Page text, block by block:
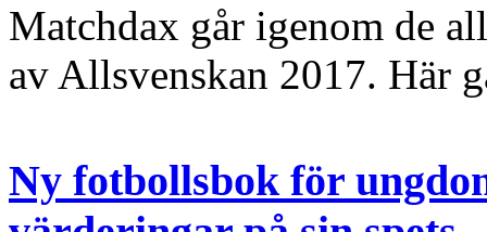
Matchdax går igenom de
av Allsvenskan 2017. Här
Ny fotbollsbok för